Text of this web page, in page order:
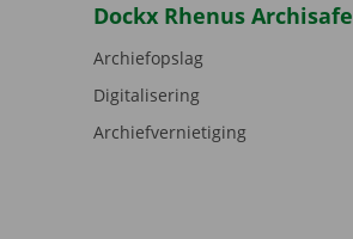
Dockx Rhenus Archisafe
Archiefopslag
Digitalisering
Archiefvernietiging